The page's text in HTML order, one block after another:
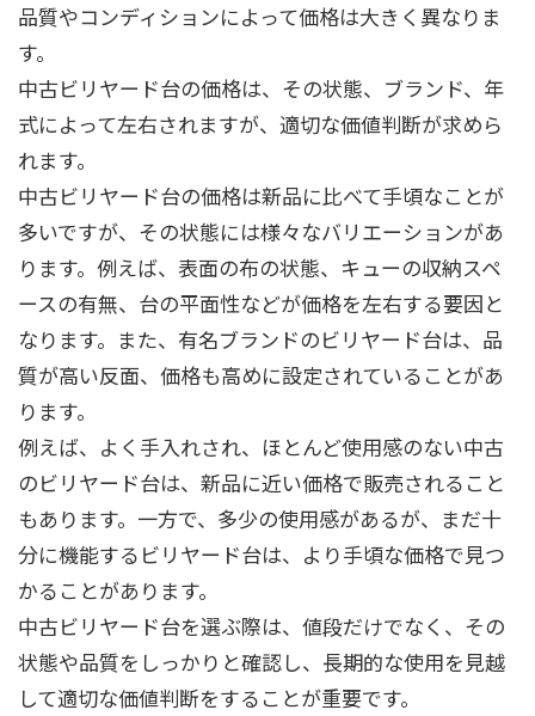
品質やコンディションによって価格は大きく異なりま
す。
中古ビリヤード台の価格は、その状態、ブランド、年
式によって左右されますが、適切な価値判断が求めら
れます。
中古ビリヤード台の価格は新品に比べて手頃なことが
多いですが、その状態には様々なバリエーションがあ
ります。例えば、表面の布の状態、キューの収納スペ
ースの有無、台の平面性などが価格を左右する要因と
なります。また、有名ブランドのビリヤード台は、品
質が高い反面、価格も高めに設定されていることがあ
ります。
例えば、よく手入れされ、ほとんど使用感のない中古
のビリヤード台は、新品に近い価格で販売されること
もあります。一方で、多少の使用感があるが、まだ十
分に機能するビリヤード台は、より手頃な価格で見つ
かることがあります。
中古ビリヤード台を選ぶ際は、値段だけでなく、その
状態や品質をしっかりと確認し、長期的な使用を見越
して適切な価値判断をすることが重要です。